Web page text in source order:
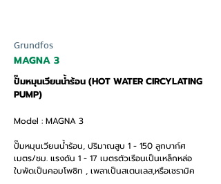
Grundfos
MAGNA 3
ปั๊มหมุนเวียนน้ำร้อน (HOT WATER CIRCYLATING
PUMP)
Model : MAGNA 3
ปั๊มหมุนเวียนน้ำร้อน, ปริมาณสูบ 1 - 150 ลูกบาก์ศ
เมตร/ชม. แรงดัน 1 - 17 เมตรตัวเรือนเป็นเหล็กหล่อ
ใบพัดเป็นคอมโพซิท , เพลาเป็นสเตนเลส,หรือเซรามิค